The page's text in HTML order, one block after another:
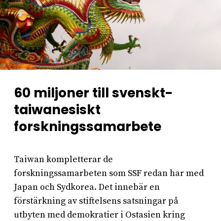
60 miljoner till svenskt-
taiwanesiskt
forskningssamarbete
Taiwan kompletterar de
forskningssamarbeten som SSF redan har med
Japan och Sydkorea. Det innebär en
förstärkning av stiftelsens satsningar på
utbyten med demokratier i Ostasien kring